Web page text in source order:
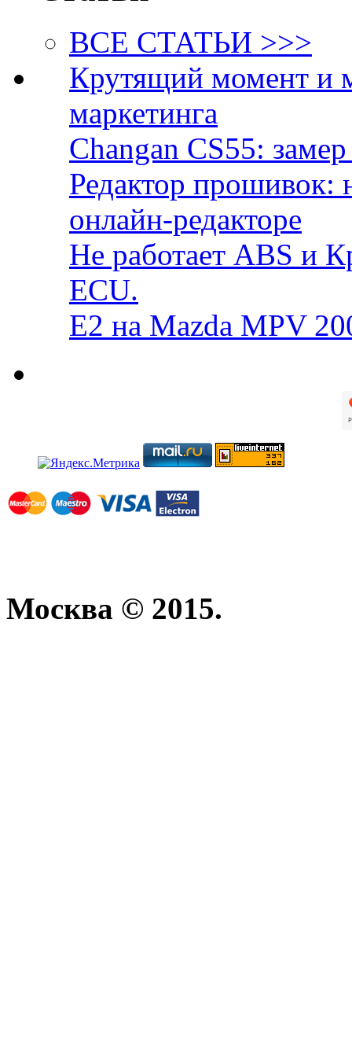
ВСЕ СТАТЬИ >>>
Крутящий момент и
маркетинга
Changan CS55:
Редактор прошивок:
онлайн-редакторе
Не работает ABS и
ECU.
E2 на Mazda MPV
Москва © 2015.